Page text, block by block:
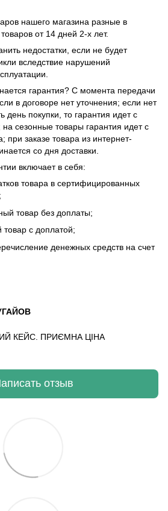
нашего магазина разные в
от 14 дней 2-х лет.
недостатки, если не будет
вследствие нарушений
гарантия? С момента передачи
в договоре нет уточнения; если нет
день покупки, то гарантия идет с
сезонные товары гарантия идет с
при заказе товара из интернет-
со дня доставки.
включает в себя:
товара в сертифицированных
товар без доплаты;
с доплатой;
денежных средств на счет
КЕЙС. ПРИЄМНА ЦІНА
отзыв